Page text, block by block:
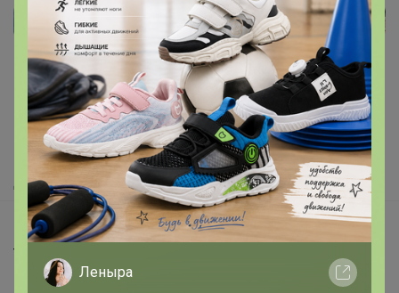
Реклама
Как здесь все устроено?
Как сделать заказ?
Как получить?
Доставка
Шоурумы
Торговые марки
Наша команда
Леныра